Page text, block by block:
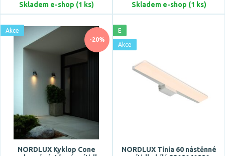
220-240V
Barva světla
studená denní bílá
Teplota barvy
Skladem e-shop (1 ks) Skladem e-shop (1 ks)
-20%
Akce
NORDLUX Kyklop Cone
E
Akce
NORDLUX Tinia 60 nástěnné